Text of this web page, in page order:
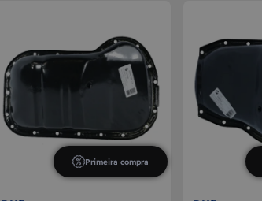
Primeira compra